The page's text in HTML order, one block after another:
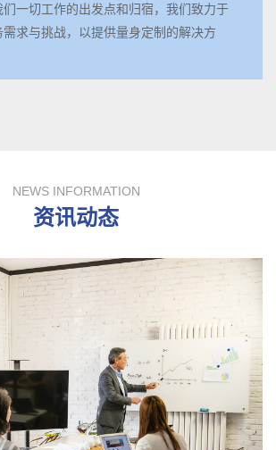
一切工作的出发点和归宿，我们致力于
求与挑战，以提供量身定制的解决方
NEWS INFORMATION
资讯动态